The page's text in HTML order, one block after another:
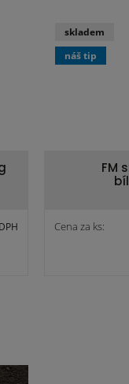
FM
Cena za ks:
skladem
náš tip